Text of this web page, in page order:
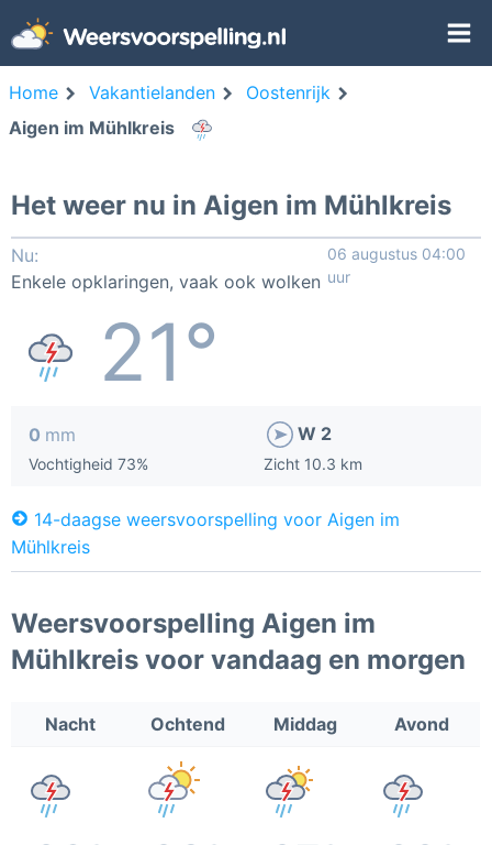
Home Vakantielanden
Oostenrijk
Aigen im Mühlkreis
Het weer nu in Aigen im Mühlkreis
Nu:
Enkele opklaringen, vaak ook wolken
06 augustus 04:00
uur
21°
0 mm
Vochtigheid 73%
W 2
Zicht 10.3 km
14-daagse weersvoorspelling voor Aigen im
Mühlkreis
Weersvoorspelling Aigen im
Mühlkreis voor vandaag en morgen
Nacht Ochtend Middag Avond